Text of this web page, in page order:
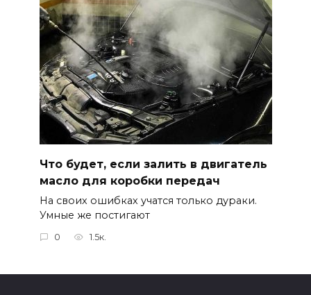
Что будет, если залить в двигатель
масло для коробки передач
На своих ошибках учатся только дураки.
Умные же постигают
0 1.5к.